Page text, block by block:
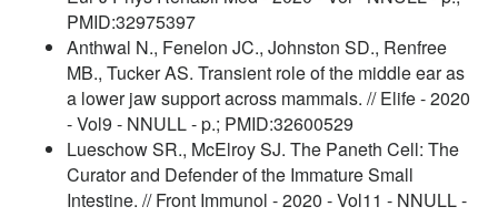
PMID:32975397
Anthwal N., Fenelon JC., Johnston SD., Renfree
MB., Tucker AS. Transient role of the middle ear as
a lower jaw support across mammals. // Elife - 2020
- Vol9 - NNULL - p.; PMID:32600529
Lueschow SR., McElroy SJ. The Paneth Cell: The
Curator and Defender of the Immature Small
Intestine. // Front Immunol - 2020 - Vol11 - NNULL -